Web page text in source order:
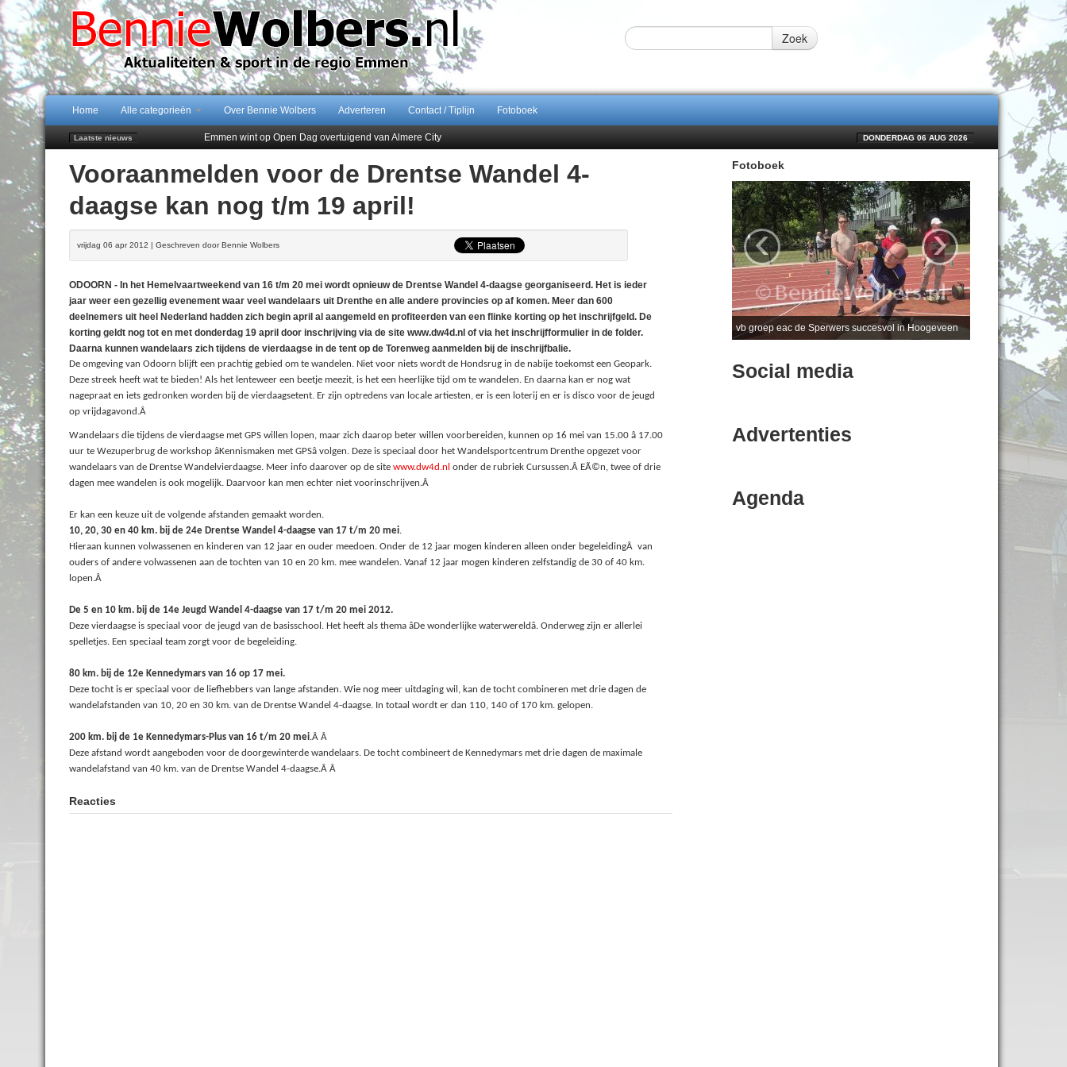
Zoek
Home Alle categorieën Over Bennie Wolbers Adverteren Contact / Tiplijn Fotoboek
Laatste nieuws
Emmen wint op Open Dag overtuigend van Almere City
Jubileumfeest 35 jaar De Amer
Hunzeloopwandeltocht keert op 19 september 2026 terug naar Zuidlaren
102 kaarsen voor eeuwling Mieke Sijbom-Maatje
DONDERDAG 06 AUG 2026
Vooraanmelden voor de Drentse Wandel 4-
daagse kan nog t/m 19 april!
vrijdag 06 apr 2012 | Geschreven door Bennie Wolbers
ODOORN - In het Hemelvaartweekend van 16 t/m 20 mei wordt opnieuw de Drentse Wandel 4-daagse georganiseerd. Het is ieder
jaar weer een gezellig evenement waar veel wandelaars uit Drenthe en alle andere provincies op af komen. Meer dan 600
deelnemers uit heel Nederland hadden zich begin april al aangemeld en profiteerden van een flinke korting op het inschrijfgeld. De
korting geldt nog tot en met donderdag 19 april door inschrijving via de site www.dw4d.nl of via het inschrijfformulier in de folder.
Daarna kunnen wandelaars zich tijdens de vierdaagse in de tent op de Torenweg aanmelden bij de inschrijfbalie.
De omgeving van Odoorn blijft een prachtig gebied om te wandelen. Niet voor niets wordt de Hondsrug in de nabije toekomst een Geopark.
Deze streek heeft wat te bieden! Als het lenteweer een beetje meezit, is het een heerlijke tijd om te wandelen. En daarna kan er nog wat
nagepraat en iets gedronken worden bij de vierdaagsetent. Er zijn optredens van locale artiesten, er is een loterij en er is disco voor de jeugd
op vrijdagavond.Â
Wandelaars die tijdens de vierdaagse met GPS willen lopen, maar zich daarop beter willen voorbereiden, kunnen op 16 mei van 15.00 â 17.00
uur te Wezuperbrug de workshop âKennismaken met GPSâ volgen. Deze is speciaal door het Wandelsportcentrum Drenthe opgezet voor
wandelaars van de Drentse Wandelvierdaagse. Meer info daarover op de site www.dw4d.nl onder de rubriek Cursussen.Â EÃ©n, twee of drie
dagen mee wandelen is ook mogelijk. Daarvoor kan men echter niet voorinschrijven.Â
Er kan een keuze uit de volgende afstanden gemaakt worden.
10, 20, 30 en 40 km. bij de 24e Drentse Wandel 4-daagse van 17 t/m 20 mei.
Hieraan kunnen volwassenen en kinderen van 12 jaar en ouder meedoen. Onder de 12 jaar mogen kinderen alleen onder begeleidingÂ van
ouders of andere volwassenen aan de tochten van 10 en 20 km. mee wandelen. Vanaf 12 jaar mogen kinderen zelfstandig de 30 of 40 km.
lopen.Â
De 5 en 10 km. bij de 14e Jeugd Wandel 4-daagse van 17 t/m 20 mei 2012.
Deze vierdaagse is speciaal voor de jeugd van de basisschool. Het heeft als thema âDe wonderlijke waterwereldâ. Onderweg zijn er allerlei
spelletjes. Een speciaal team zorgt voor de begeleiding.
80 km. bij de 12e Kennedymars van 16 op 17 mei.
Deze tocht is er speciaal voor de liefhebbers van lange afstanden. Wie nog meer uitdaging wil, kan de tocht combineren met drie dagen de
wandelafstanden van 10, 20 en 30 km. van de Drentse Wandel 4-daagse. In totaal wordt er dan 110, 140 of 170 km. gelopen.
200 km. bij de 1e Kennedymars-Plus van 16 t/m 20 mei.Â Â
Deze afstand wordt aangeboden voor de doorgewinterde wandelaars. De tocht combineert de Kennedymars met drie dagen de maximale
wandelafstand van 40 km. van de Drentse Wandel 4-daagse.Â Â
Reacties
Fotoboek
vb groep eac de Sperwers succesvol in Hoogeveen
‹ ›
Social media
Advertenties
Agenda